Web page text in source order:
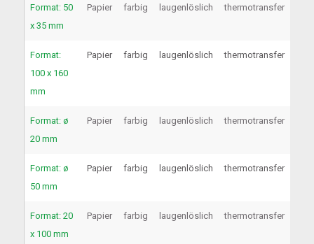
Format: 50
x 35 mm
Papier farbig laugenlöslich thermotransfer
Format:
100 x 160
mm
Papier farbig laugenlöslich thermotransfer
Format: ø
20 mm
Papier farbig laugenlöslich thermotransfer
Format: ø
50 mm
Papier farbig laugenlöslich thermotransfer
Format: 20
x 100 mm
Papier farbig laugenlöslich thermotransfer